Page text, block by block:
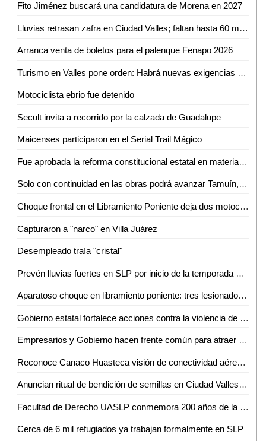
Fito Jiménez buscará una candidatura de Morena en 2027
Lluvias retrasan zafra en Ciudad Valles; faltan hasta 60 mil toneladas por cosechar
Arranca venta de boletos para el palenque Fenapo 2026
Turismo en Valles pone orden: Habrá nuevas exigencias para Airbnb, guías y parajes
Motociclista ebrio fue detenido
Secult invita a recorrido por la calzada de Guadalupe
Maicenses participaron en el Serial Trail Mágico
Fue aprobada la reforma constitucional estatal en materia electoral
Solo con continuidad en las obras podrá avanzar Tamuín, afirma exalcalde
Choque frontal en el Libramiento Poniente deja dos motociclistas inconscientes
Capturaron a "narco" en Villa Juárez
Desempleado traía "cristal"
Prevén lluvias fuertes en SLP por inicio de la temporada de huracanes
Aparatoso choque en libramiento poniente: tres lesionados, dos de ellos graves
Gobierno estatal fortalece acciones contra la violencia de género
Empresarios y Gobierno hacen frente común para atraer nuevas empresas a SLP
Reconoce Canaco Huasteca visión de conectividad aérea de Gallardo para SLP
Anuncian ritual de bendición de semillas en Ciudad Valles para el 24 de junio
Facultad de Derecho UASLP conmemora 200 años de la primera Cátedra Prima de Leyes
Cerca de 6 mil refugiados ya trabajan formalmente en SLP